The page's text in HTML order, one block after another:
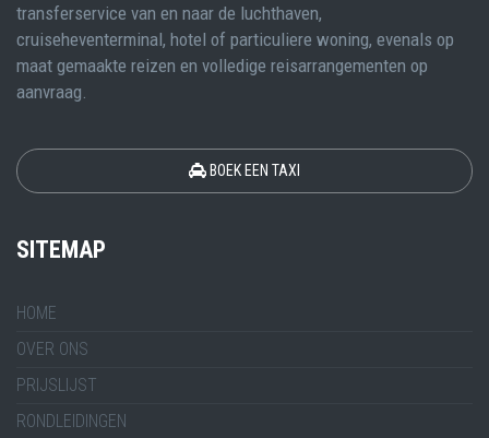
transferservice van en naar de luchthaven,
cruiseheventerminal, hotel of particuliere woning, evenals op
maat gemaakte reizen en volledige reisarrangementen op
aanvraag.
BOEK EEN TAXI
SITEMAP
HOME
OVER ONS
PRIJSLIJST
RONDLEIDINGEN